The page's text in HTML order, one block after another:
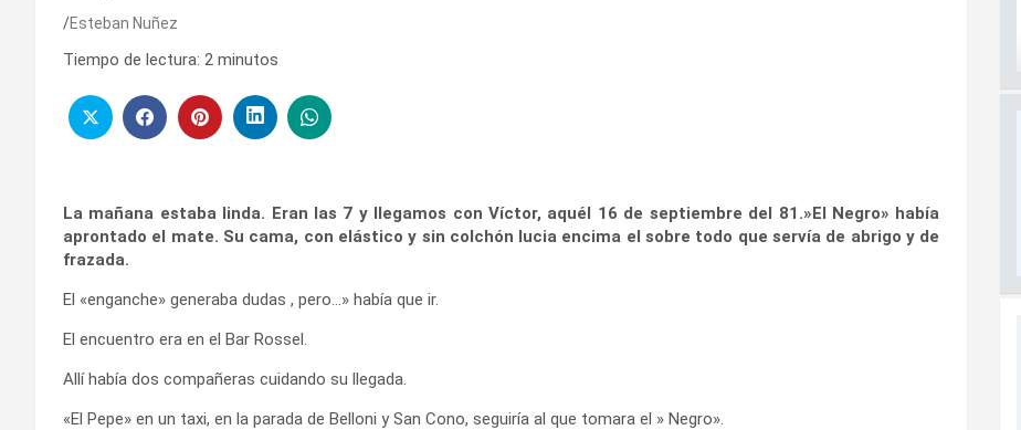
Esteban Nuñez
Tiempo de lectura: 2 minutos
La mañana estaba linda. Eran las 7 y llegamos con Víctor, aquél 16 de septiembre del 81.»El Negro» había
aprontado el mate. Su cama, con elástico y sin colchón lucia encima el sobre todo que servía de abrigo y de
frazada.
El «enganche» generaba dudas , pero…» había que ir.
El encuentro era en el Bar Rossel.
Allí había dos compañeras cuidando su llegada.
«El Pepe» en un taxi, en la parada de Belloni y San Cono, seguiría al que tomara el » Negro».